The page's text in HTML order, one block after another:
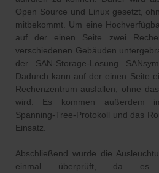
Open Source und Linux gesetzt,
mitbekommt. Um eine
auf der einen Seite zwei
verschiedenen Gebäuden
der SAN-Storage-Lösung
Dadurch kann auf der einen Seite
Rechenzentrum ausfallen, ohne
wird. Es kommen außerdem
Spanning-Tree-Protokoll und das
Einsatz.
Abschließend wurde die
einmal überprüft, da